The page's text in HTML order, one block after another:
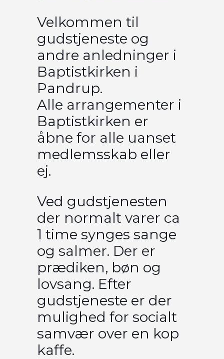
Velkommen til
gudstjeneste og
andre anledninger i
Baptistkirken i
Pandrup.
Alle arrangementer i
Baptistkirken er
åbne for alle uanset
medlemsskab eller
ej.
Ved gudstjenesten
der normalt varer ca
1 time synges sange
og salmer. Der er
prædiken, bøn og
lovsang. Efter
gudstjeneste er der
mulighed for socialt
samvær over en kop
kaffe.